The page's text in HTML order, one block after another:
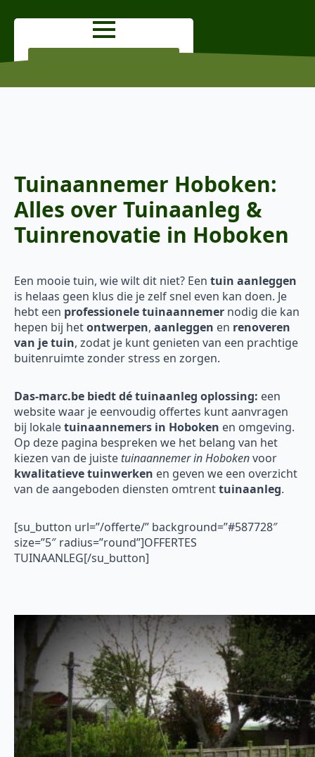
Tuinaannemer Hoboken:
Alles over Tuinaanleg &
Tuinrenovatie in Hoboken
Een mooie tuin, wie wilt dit niet? Een tuin aanleggen
is helaas geen klus die je zelf snel even kan doen. Je
hebt een professionele tuinaannemer nodig die kan
hepen bij hetontwerpen, aanleggen en renoveren
van je tuin, zodat je kunt genieten van een prachtige
buitenruimte zonder stress en zorgen.
Das-marc.be biedt dé tuinaanleg oplossing: een
website waar je eenvoudig offertes kunt aanvragen
bij lokaletuinaannemers in Hoboken en omgeving.
Op deze pagina bespreken we het belang van het
kiezen van de juiste tuinaannemer in Hobokenvoor
kwalitatieve tuinwerken en geven we een overzicht
van de aangeboden diensten omtrenttuinaanleg.
[su_button url=”/offerte/” background=”#587728″
size=”5″ radius=”round”]OFFERTES
TUINAANLEG[/su_button]